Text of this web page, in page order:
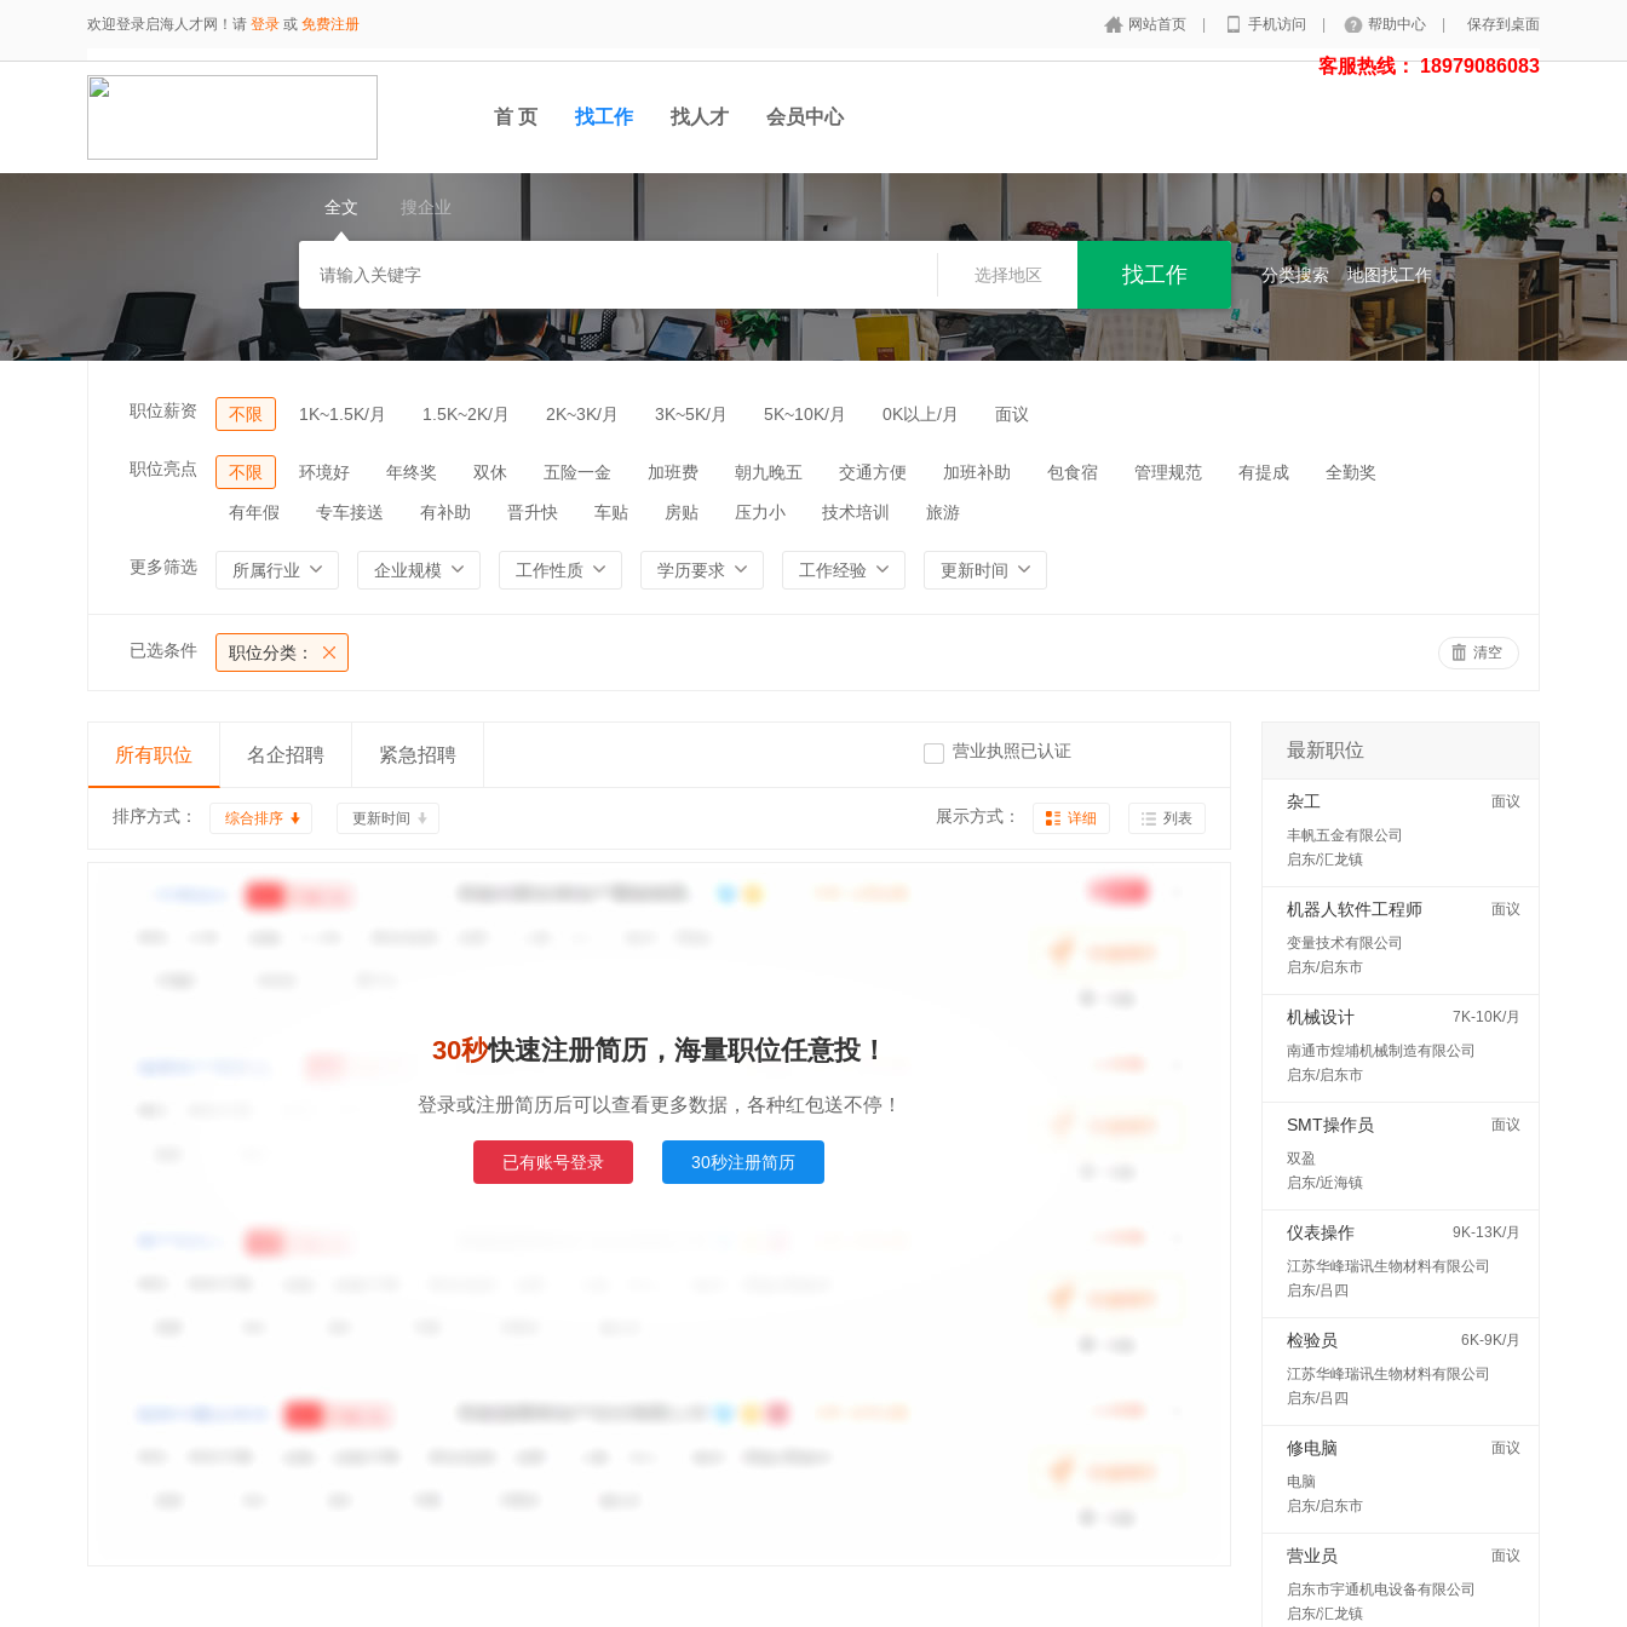
欢迎登录启海人才网！请 登录 或 免费注册 网站首页 手机访问 帮助中心 保存到桌面
客服热线： 18979086083
首 页 找工作 找人才 会员中心
全文 搜企业
选择地区 分类搜索 地图找工作
职位薪资 不限 1K~1.5K/月 1.5K~2K/月 2K~3K/月 3K~5K/月 5K~10K/月 0K以上/月 面议
职位亮点 不限 环境好 年终奖 双休 五险一金 加班费 朝九晚五 交通方便 加班补助 包食宿 管理规范 有提成 全勤奖
有年假 专车接送 有补助 晋升快 车贴 房贴 压力小 技术培训 旅游
更多筛选 所属行业 企业规模 工作性质 学历要求 工作经验 更新时间
已选条件 职位分类： 清空
所有职位 名企招聘 紧急招聘 营业执照已认证
排序方式： 综合排序 更新时间 展示方式： 详细 列表
30秒快速注册简历，海量职位任意投！
登录或注册简历后可以查看更多数据，各种红包送不停！
已有账号登录 30秒注册简历
最新职位
杂工
面议
丰帆五金有限公司
启东/汇龙镇
机器人软件工程师
面议
变量技术有限公司
启东/启东市
机械设计
7K-10K/月
南通市煌埔机械制造有限公司
启东/启东市
SMT操作员
面议
双盈
启东/近海镇
仪表操作
9K-13K/月
江苏华峰瑞讯生物材料有限公司
启东/吕四
检验员
6K-9K/月
江苏华峰瑞讯生物材料有限公司
启东/吕四
修电脑
面议
电脑
启东/启东市
营业员
面议
启东市宇通机电设备有限公司
启东/汇龙镇